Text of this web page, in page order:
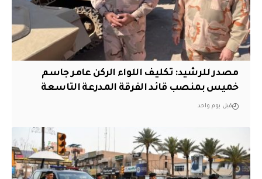
مصدر للرشيد: تكليف اللواء الركن عامر جاسم
خميس بمنصب قائد الفرقة المدرعة التاسعة
قبل يوم واحد